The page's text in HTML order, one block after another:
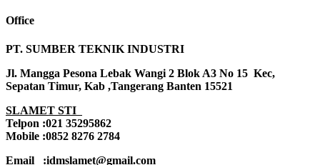
Office
PT. SUMBER TEKNIK INDUSTRI
Jl. Mangga Pesona Lebak Wangi 2 Blok A3 No 15 Kec,
Sepatan Timur, Kab ,Tangerang Banten 15521
SLAMET STI
Telpon :021 35295862
Mobile :0852 8276 2784
Email :idmslamet@gmail.com